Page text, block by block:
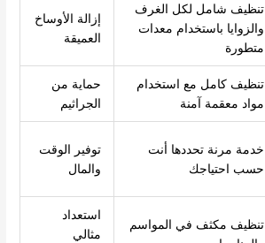
تنظيف شامل لكل الغرف
والزوايا باستخدام معدات
متطورة
إزالة الأوساخ
العميقة
تنظيف كامل مع استخدام
مواد معقمة آمنة
حماية من
الجراثيم
خدمة مرنة تحددها أنت
حسب احتياجك
توفير الوقت
والمال
تنظيف مكثف في المواسم
استعداد
مثالي